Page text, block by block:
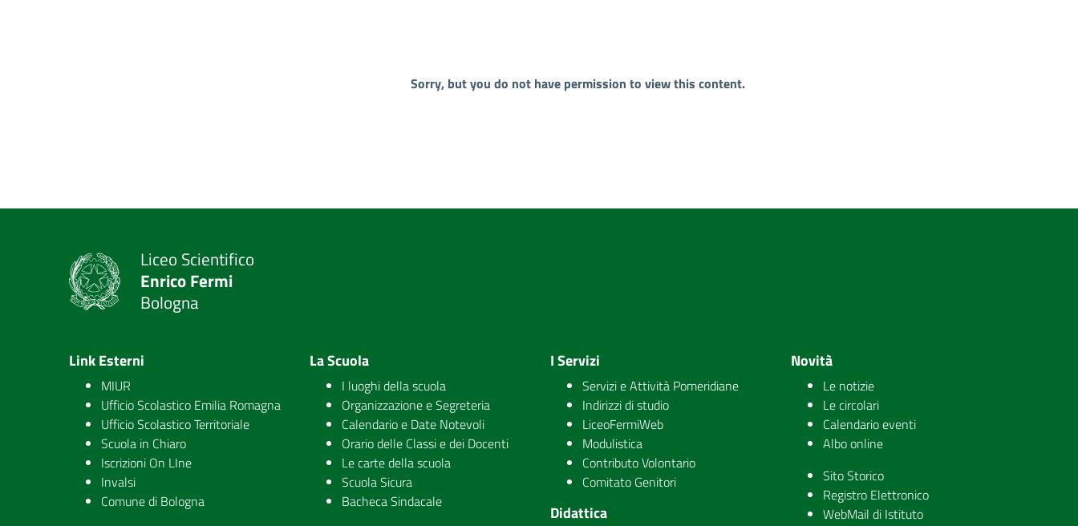
Sorry, but you do not have permission to view this content.
Liceo Scientifico
Enrico Fermi
Bologna
Link Esterni
MIUR
Ufficio Scolastico Emilia Romagna
Ufficio Scolastico Territoriale
Scuola in Chiaro
Iscrizioni On LIne
Invalsi
Comune di Bologna
La Scuola
I luoghi della scuola
Organizzazione e Segreteria
Calendario e Date Notevoli
Orario delle Classi e dei Docenti
Le carte della scuola
Scuola Sicura
Bacheca Sindacale
I Servizi
Servizi e Attività Pomeridiane
Indirizzi di studio
LiceoFermiWeb
Modulistica
Contributo Volontario
Comitato Genitori
Didattica
Novità
Le notizie
Le circolari
Calendario eventi
Albo online
Sito Storico
Registro Elettronico
WebMail di Istituto